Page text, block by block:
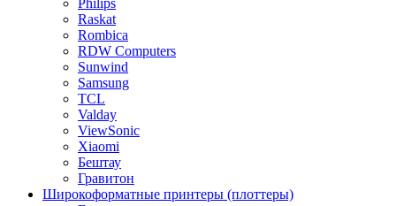
Philips
Raskat
Rombica
RDW Computers
Sunwind
Samsung
TCL
Valday
ViewSonic
Xiaomi
Бештау
Гравитон
Широкоформатные принтеры (плоттеры)